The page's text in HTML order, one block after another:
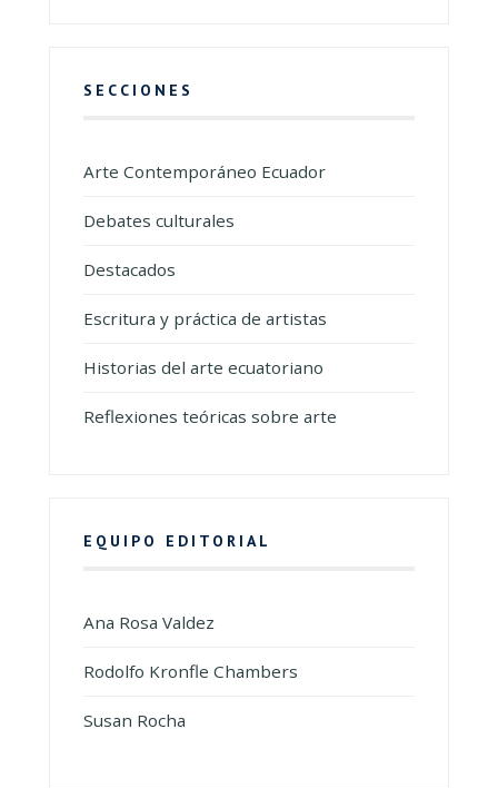
SECCIONES
Arte Contemporáneo Ecuador
Debates culturales
Destacados
Escritura y práctica de artistas
Historias del arte ecuatoriano
Reflexiones teóricas sobre arte
EQUIPO EDITORIAL
Ana Rosa Valdez
Rodolfo Kronfle Chambers
Susan Rocha